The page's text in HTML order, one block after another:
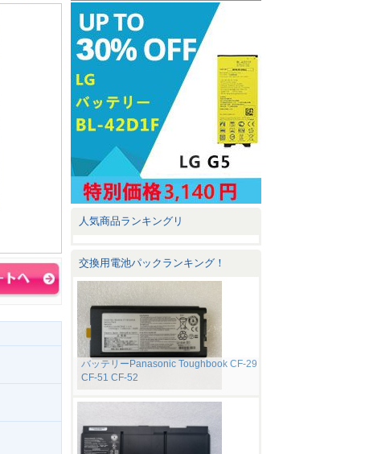
人気商品ランキングリ
交換用電池パックランキング！
バッテリーPanasonic Toughbook CF-29
CF-51 CF-52